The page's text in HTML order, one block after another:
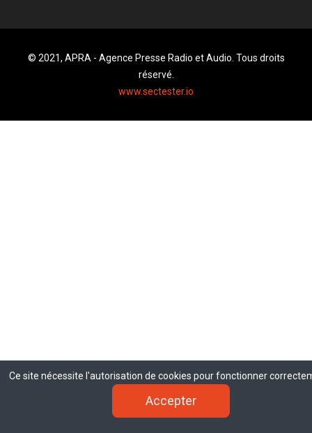
Ce site nécessite l'autorisation de cookies pour fonctionner
Accepter
© 2021, APRA - Agence Presse Radio et Audio. Tous droits
réservé.
www.sectester.io
Ce site nécessite l'autorisation de cookies pour fonctionner
Accepter